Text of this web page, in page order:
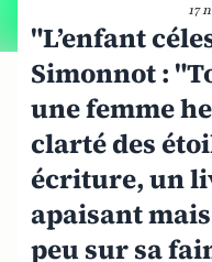
17
"L’enfant
Simonnot :
une femme
clarté des
écriture, un
apaisant
peu sur sa